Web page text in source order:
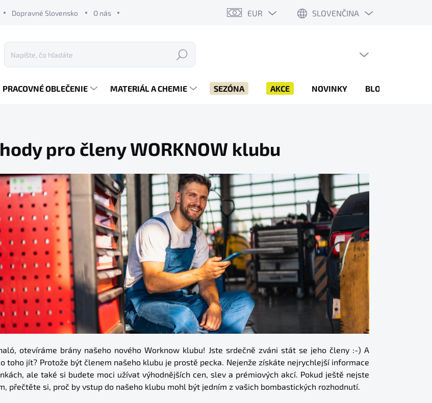
Dopravné Slovensko O nás EUR SLOVENČINA
Hľadať
PRACOVNÉ OBLEČENIE MATERIÁL A CHEMIE SEZÓNA AKCE NOVINKY BLOG
pro členy WORKNOW klubu
otevíráme brány našeho nového Worknow klubu! Jste srdečně zváni stát se jeho členy :-) A
toho jít? Protože být členem našeho klubu je prostě pecka. Nejenže získáte nejrychlejší informace
ale také si budete moci užívat výhodnějších cen, slev a prémiových akcí. Pokud ještě nejste
přečtěte si, proč by vstup do našeho klubu mohl být jedním z vašich bombastických rozhodnutí.